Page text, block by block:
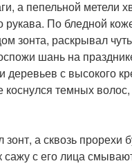
а пепельной метели
рукава. По бледной
зонта, раскрывал
шань на
с высокого
коснулся темных
а сквозь прорехи
с его лица